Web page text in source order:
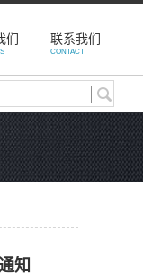
们 联系我们
CONTACT
知